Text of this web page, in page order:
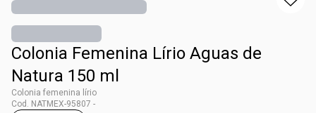
Colonia Femenina Lírio Aguas de
Natura 150 ml
Colonia femenina lírio
Cod. NATMEX-95807 -